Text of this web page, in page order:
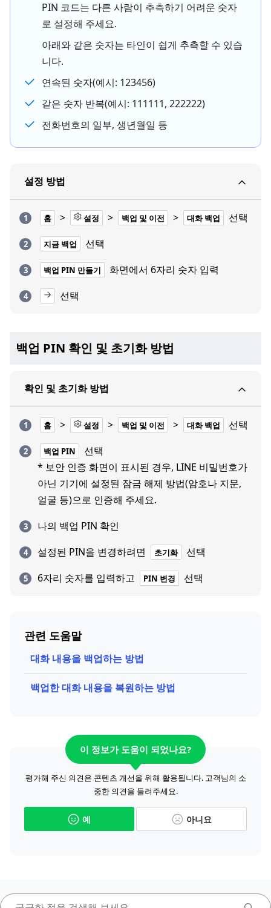
PIN 코드는 다른 사람이 추측하기 어려운 숫자
로 설정해 주세요.
아래와 같은 숫자는 타인이 쉽게 추측할 수 있습
니다.
연속된 숫자(예시: 123456)
같은 숫자 반복(예시: 111111, 222222)
전화번호의 일부, 생년월일 등
설정 방법
홈 > 설정 > 백업 및 이전 > 대화 백업 선택
지금 백업 선택
백업 PIN 만들기
화면에서 6자리 숫자 입력
선택
백업 PIN 확인 및 초기화 방법
확인 및 초기화 방법
홈 > 설정 > 백업 및 이전 > 대화 백업 선택
백업 PIN
선택
* 보안 인증 화면이 표시된 경우, LINE 비밀번호가
아닌 기기에 설정된 잠금 해제 방법(암호나 지문,
얼굴 등)으로 인증해 주세요.
나의 백업 PIN 확인
설정된 PIN을 변경하려면
초기화
선택
6자리 숫자를 입력하고
PIN 변경 선택
관련 도움말
대화 내용을 백업하는 방법
백업한 대화 내용을 복원하는 방법
이 정보가 도움이 되었나요?
평가해 주신 의견은 콘텐츠 개선을 위해 활용됩니다. 고객님의 소
중한 의견을 들려주세요.
예 아니요